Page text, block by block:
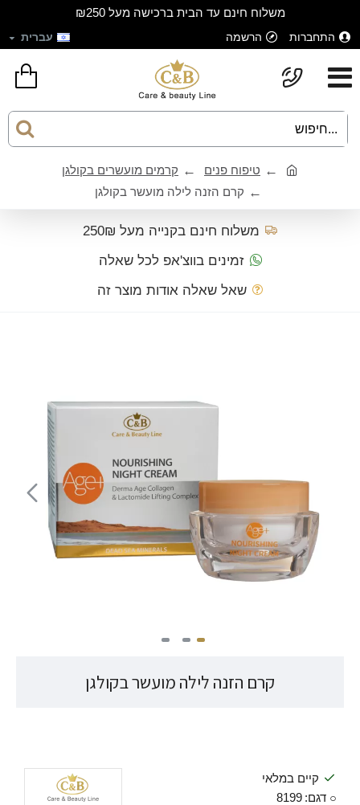
משלוח חינם עד הבית ברכישה מעל ₪250
התחברות הרשמה עברית
טיפוח פנים
קרמים מועשרים בקולגן
קרם הזנה לילה מועשר בקולגן
משלוח חינם בקנייה מעל 250₪
זמינים בווצ'אפ לכל שאלה
שאל שאלה אודות מוצר זה
קרם הזנה לילה מועשר בקולגן
קיים במלאי
דגם: 8199